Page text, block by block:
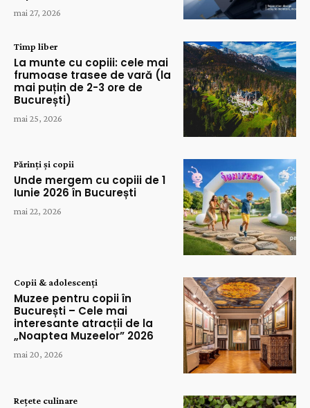
mai 27, 2026
Timp liber
La munte cu copiii: cele mai
frumoase trasee de vară (la
mai puțin de 2-3 ore de
București)
mai 25, 2026
Părinți și copii
Unde mergem cu copiii de 1
Iunie 2026 în București
mai 22, 2026
Copii & adolescenți
Muzee pentru copii în
București – Cele mai
interesante atracții de la
„Noaptea Muzeelor” 2026
mai 20, 2026
Rețete culinare